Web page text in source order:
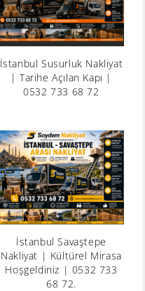
İstanbul Susurluk Nakliyat
| Tarihe Açılan Kapı |
0532 733 68 72
İstanbul Savaştepe
Nakliyat | Kültürel Mirasa
Hoşgeldiniz | 0532 733
68 72.